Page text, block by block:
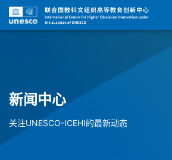
新闻中心
关注UNESCO-ICEHI的最新动态